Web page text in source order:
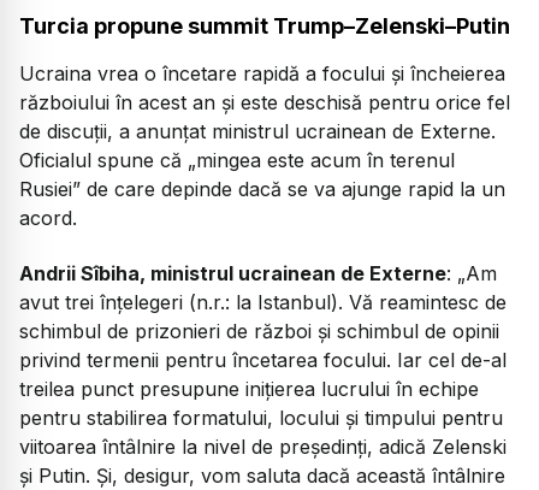
Turcia propune summit Trump–Zelenski–Putin
Ucraina vrea o încetare rapidă a focului și încheierea
războiului în acest an și este deschisă pentru orice fel
de discuții, a anunțat ministrul ucrainean de Externe.
Oficialul spune că „mingea este acum în terenul
Rusiei” de care depinde dacă se va ajunge rapid la un
acord.
Andrii Sîbiha, ministrul ucrainean de Externe: „Am
avut trei înțelegeri (n.r.: la Istanbul). Vă reamintesc de
schimbul de prizonieri de război și schimbul de opinii
privind termenii pentru încetarea focului. Iar cel de-al
treilea punct presupune inițierea lucrului în echipe
pentru stabilirea formatului, locului și timpului pentru
viitoarea întâlnire la nivel de președinți, adică Zelenski
și Putin. Și, desigur, vom saluta dacă această întâlnire